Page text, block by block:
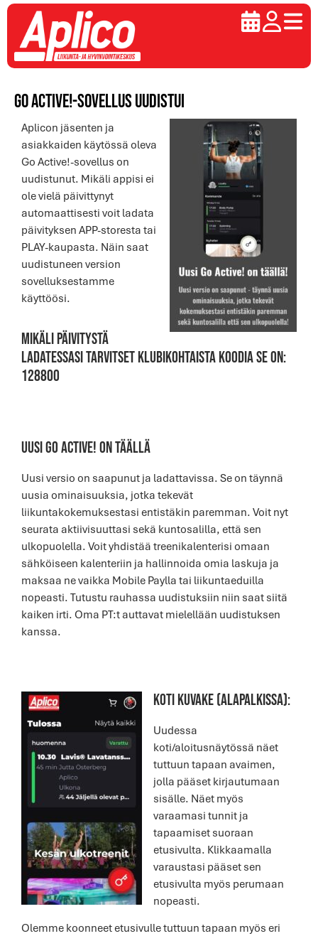
Go Active!-sovellus uudistui
Aplicon jäsenten ja
asiakkaiden käytössä oleva
Go Active!-sovellus on
uudistunut. Mikäli appisi ei
ole vielä päivittynyt
automaattisesti voit ladata
päivityksen APP-storesta tai
PLAY-kaupasta. Näin saat
uudistuneen version
sovelluksestamme
käyttöösi.
Mikäli päivitystä
ladatessasi tarvitset klubikohtaista koodia se on:
128800
UUSI GO ACTIVE! ON TÄÄLLÄ
Uusi versio on saapunut ja ladattavissa. Se on täynnä
uusia ominaisuuksia, jotka tekevät
liikuntakokemuksestasi entistäkin paremman. Voit nyt
seurata aktiivisuuttasi sekä kuntosalilla, että sen
ulkopuolella. Voit yhdistää treenikalenterisi omaan
sähköiseen kalenteriin ja hallinnoida omia laskuja ja
maksaa ne vaikka Mobile Paylla tai liikuntaeduilla
nopeasti. Tutustu rauhassa uudistuksiin niin saat siitä
kaiken irti. Oma PT:t auttavat mielellään uudistuksen
kanssa.
KOTI KUVAKE (alapalkissa):
Uudessa
koti/aloitusnäytössä näet
tuttuun tapaan avaimen,
jolla pääset kirjautumaan
sisälle. Näet myös
varaamasi tunnit ja
tapaamiset suoraan
etusivulta. Klikkaamalla
varaustasi pääset sen
etusivulta myös perumaan
nopeasti.
Olemme koonneet etusivulle tuttuun tapaan myös eri